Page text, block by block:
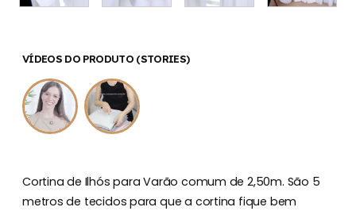
VÍDEOS DO PRODUTO (STORIES)
Cortina de Ilhós para Varão comum de 2,50m. São 5
metros de tecidos para que a cortina fique bem